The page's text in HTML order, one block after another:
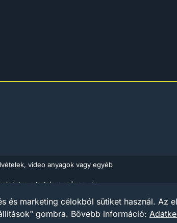
video anyagok vagy egyéb
a tartalom szöveg- és
piacairól szóló európai irányelv (Az
és marketing célokból sütiket használ. Az
gombra. Bővebb információ: